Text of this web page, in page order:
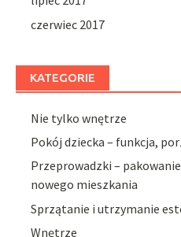
czerwiec 2017
KATEGORIE
Nie tylko wnętrze
Pokój dziecka – funkcja,
Przeprowadzki –
nowego mieszkania
Sprzątanie i utrzymanie
Wnętrze